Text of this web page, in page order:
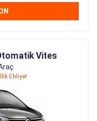
Vites
Ehliyet